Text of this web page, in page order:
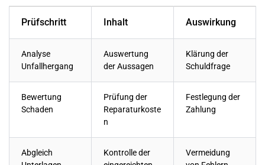
Prüfschritt Inhalt Auswirkung
Analyse
Unfallhergang
Auswertung
der Aussagen
Klärung der
Schuldfrage
Bewertung
Schaden
Prüfung der
Reparaturkoste
n
Festlegung der
Zahlung
Abgleich
Kontrolle der
Vermeidung